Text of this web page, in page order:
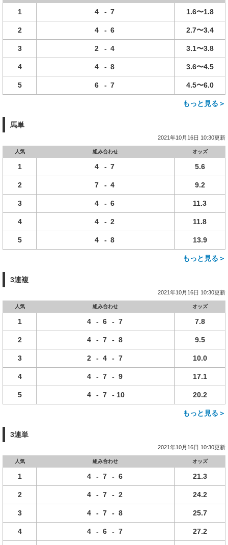
1 4 - 7 1.6〜1.8
2 4 - 6 2.7〜3.4
3 2 - 4 3.1〜3.8
4 4 - 8 3.6〜4.5
5 6 - 7 4.5〜6.0
もっと見る＞
馬単
2021年10月16日 10:30更新
人気 組み合わせ オッズ
1 4 - 7 5.6
2 7 - 4 9.2
3 4 - 6 11.3
4 4 - 2 11.8
5 4 - 8 13.9
もっと見る＞
3連複
2021年10月16日 10:30更新
人気 組み合わせ オッズ
1 4 - 6 - 7 7.8
2 4 - 7 - 8 9.5
3 2 - 4 - 7 10.0
4 4 - 7 - 9 17.1
5 4 - 7 - 10 20.2
もっと見る＞
3連単
2021年10月16日 10:30更新
人気 組み合わせ オッズ
1 4 - 7 - 6 21.3
2 4 - 7 - 2 24.2
3 4 - 7 - 8 25.7
4 4 - 6 - 7 27.2